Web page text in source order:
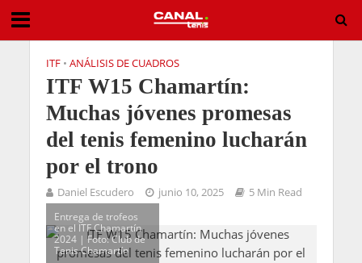
ITF • ANÁLISIS DE CUADROS
ITF W15 Chamartín:
Muchas jóvenes promesas
del tenis femenino lucharán
por el trono
Daniel Escudero junio 10, 2025
5 Min Read
Entrega de trofeos
en el ITF Chamartín
2024 | Foto: Club de
Tenis Chamartín